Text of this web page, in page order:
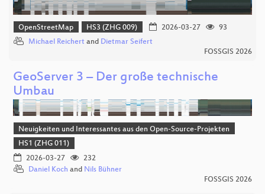
OpenStreetMap HS3 (ZHG 009) 2026-03-27
93
Michael Reichert and Dietmar Seifert
FOSSGIS 2026
GeoServer 3 – Der große technische
Umbau
Neuigkeiten und Interessantes aus den Open-Source-Projekten
HS1 (ZHG 011)
2026-03-27
232
Daniel Koch and Nils Bühner
FOSSGIS 2026